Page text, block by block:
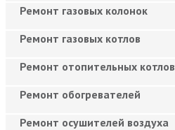
Ремонт газовых колонок
Ремонт газовых котлов
Ремонт отопительных котлов
Ремонт обогревателей
Ремонт осушителей воздуха